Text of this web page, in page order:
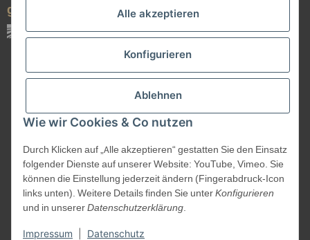
Alle akzeptieren
Konfigurieren
Ablehnen
Wie wir Cookies & Co nutzen
Durch Klicken auf „Alle akzeptieren“ gestatten Sie den Einsatz
folgender Dienste auf unserer Website: YouTube, Vimeo. Sie
können die Einstellung jederzeit ändern (Fingerabdruck-Icon
links unten). Weitere Details finden Sie unterKonfigurieren
und in unsererDatenschutzerklärung.
Impressum Datenschutz
geprüfte Qualität
Vertrag widerrufen
©